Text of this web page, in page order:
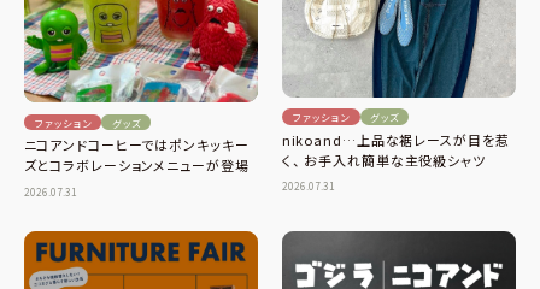
ファッション グッズ
ニコアンドコーヒーではポンキッキー
ズとコラボレーションメニューが登場
2026.07.31
ファッション グッズ
nikoand…上品な裾レースが目を惹
く、 お手入れ簡単な主役級シャツ
2026.07.31